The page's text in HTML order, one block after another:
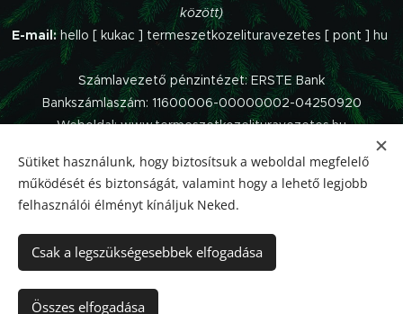
között)
E-mail:hello [ kukac ] termeszetkozelituravezetes [ pont ] hu
Számlavezető pénzintézet: ERSTE Bank
Bankszámlaszám: 11600006-00000002-04250920
Weboldal: www.termeszetkozelituravezetes.hu
Az oldalt a Webnodeműködteti.
Impresszum
Panaszkezelési szabályzat
Adatvédelmi Tájékoztató
Általános Szerződési Feltételek
Sütiket használunk, hogy biztosítsuk a weboldal megfelelő
működését és biztonságát, valamint hogy a lehető legjobb
felhasználói élményt kínáljuk Neked.
Csak a legszükségesebbek elfogadása
Összes elfogadása